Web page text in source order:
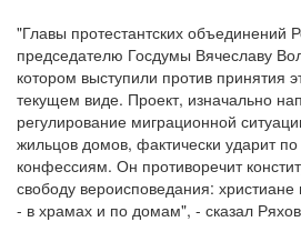
"Главы протестантских объединений
председателю Госдумы Вячеславу
котором выступили против принятия
текущем виде. Проект, изначально
регулирование миграционной
жильцов домов, фактически ударит
конфессиям. Он противоречит
свободу вероисповедания:
- в храмах и по домам", - сказал